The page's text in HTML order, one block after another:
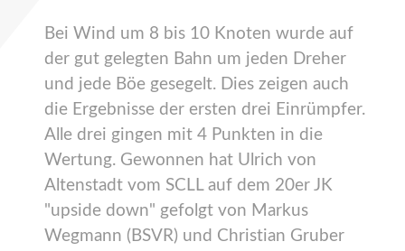
Bei Wind um 8 bis 10 Knoten wurde auf
der gut gelegten Bahn um jeden Dreher
und jede Böe gesegelt. Dies zeigen auch
die Ergebnisse der ersten drei Einrümpfer.
Alle drei gingen mit 4 Punkten in die
Wertung. Gewonnen hat Ulrich von
Altenstadt vom SCLL auf dem 20er JK
"upside down" gefolgt von Markus
Wegmann (BSVR) und Christian Gruber